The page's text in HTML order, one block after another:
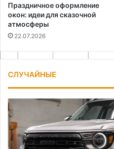
Праздничное оформление
окон: идеи для сказочной
атмосферы
22.07.2026
СЛУЧАЙНЫЕ
Изготовление
силового
обвеса
для
внедорожника